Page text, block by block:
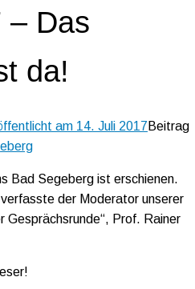
– Das
da!
am 14. Juli 2017 Beitrag
Bad Segeberg ist erschienen.
der Moderator unserer
Gesprächsrunde“, Prof. Rainer